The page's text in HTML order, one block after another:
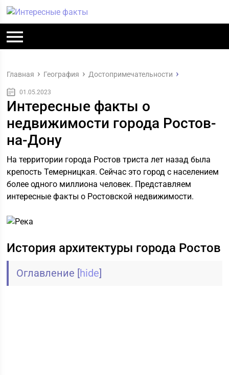
Главная География Достопримечательности
01.05.2023
Интересные факты о
недвижимости города Ростов-
на-Дону
На территории города Ростов триста лет назад была
крепость Темерницкая. Сейчас это город с населением
более одного миллиона человек. Представляем
интересные факты о Ростовской недвижимости.
История архитектуры города Ростов
Оглавление [hide]